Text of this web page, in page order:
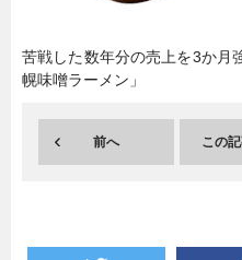
苦戦した数年分の売上を3か月
幌味噌ラーメン」
前へ この